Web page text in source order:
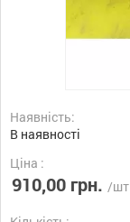
Наявність:
В наявності
Ціна :
910,00 грн. /шт